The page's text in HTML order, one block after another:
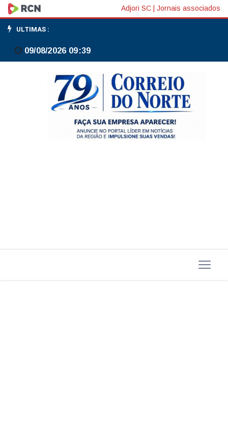
Encomendas
de
bens
duráveis
março
Adjori SC Jornais associados
ULTIMAS :
09/08/2026 09:39